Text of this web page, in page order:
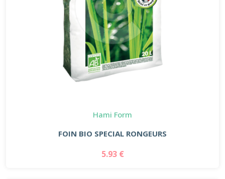
Hami Form
FOIN BIO SPECIAL RONGEURS
5.93 €